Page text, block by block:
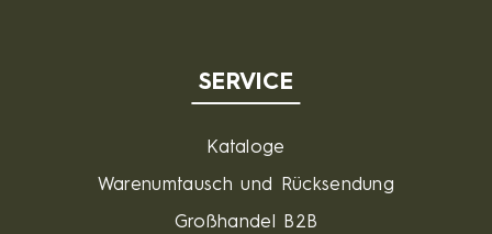
SERVICE
Kataloge
Warenumtausch und Rücksendung
Großhandel B2B